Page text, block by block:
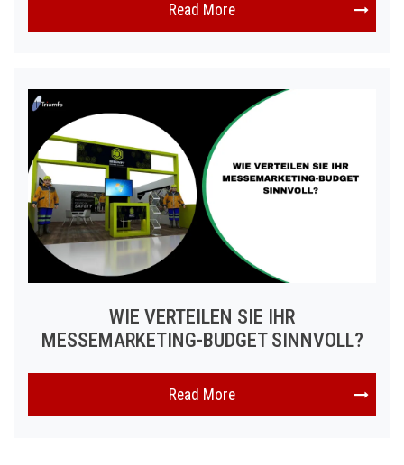
Read More
WIE VERTEILEN SIE IHR
MESSEMARKETING-BUDGET SINNVOLL?
Read More